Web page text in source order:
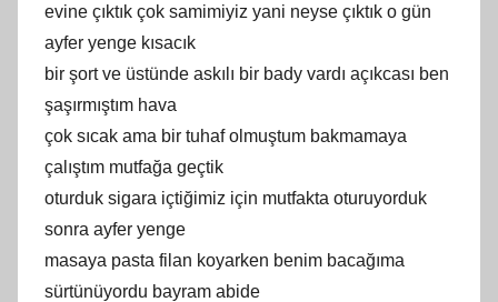
evine çıktık çok samimiyiz yani neyse çıktık o gün
ayfer yenge kısacık
bir şort ve üstünde askılı bir bady vardı açıkcası ben
şaşırmıştım hava
çok sıcak ama bir tuhaf olmuştum bakmamaya
çalıştım mutfağa geçtik
oturduk sigara içtiğimiz için mutfakta oturuyorduk
sonra ayfer yenge
masaya pasta filan koyarken benim bacağıma
sürtünüyordu bayram abide